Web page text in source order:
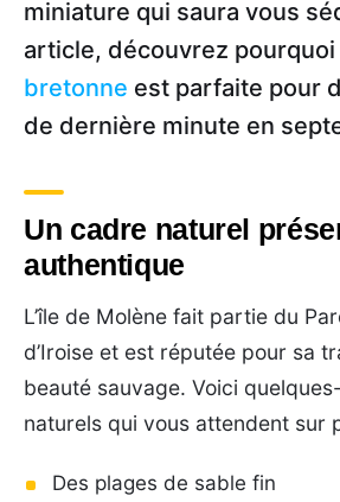
miniature qui saura vous
article, découvrez
bretonne est parfaite pour
de dernière minute en
Un cadre naturel
authentique
L’île de Molène fait partie du
d’Iroise et est réputée pour sa
beauté sauvage. Voici
naturels qui vous attendent sur
Des plages de sable fin